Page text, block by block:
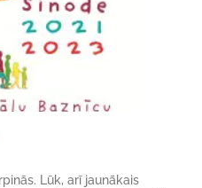
Lūk, arī jaunākais